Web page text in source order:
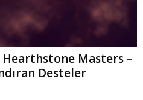
Masters –
Desteler